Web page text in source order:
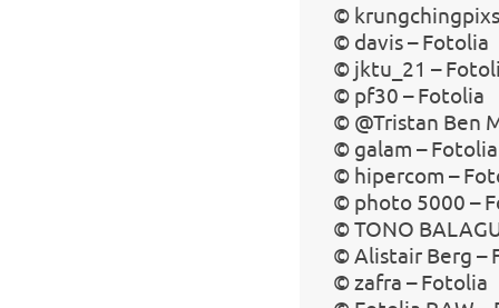
©
© davis – Fotolia
© jktu_21 –
© pf30 – Fotolia
© @Tristan Ben
© galam – Fotolia
© hipercom –
© photo 5000 –
© TONO
© Alistair Berg –
© zafra – Fotolia